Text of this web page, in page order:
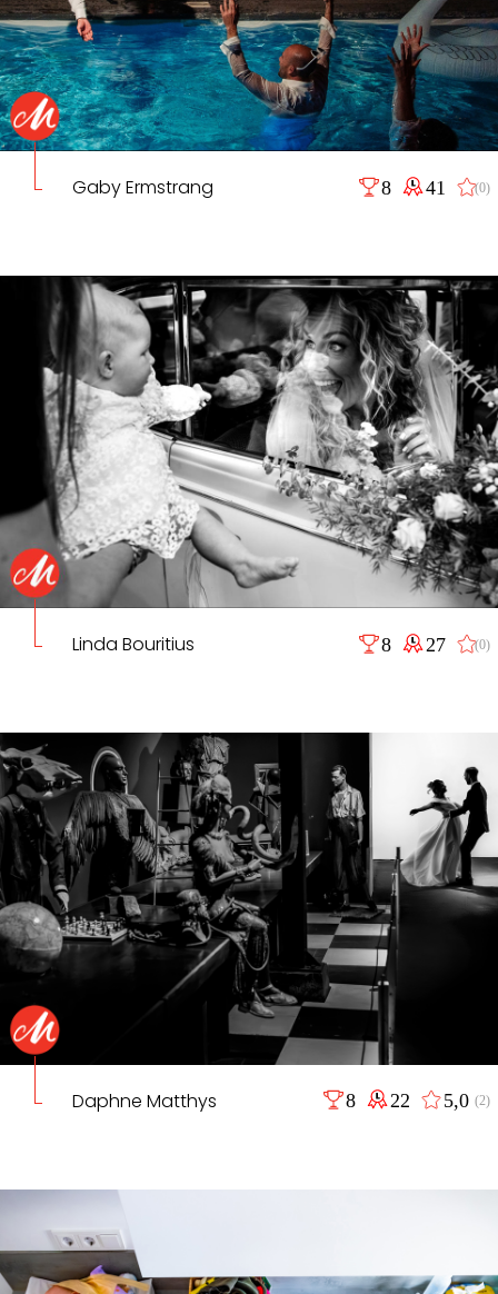
Gaby Ermstrang 8 41 (0)
Linda Bouritius 8 27 (0)
Daphne Matthys 8 22 5,0(2)